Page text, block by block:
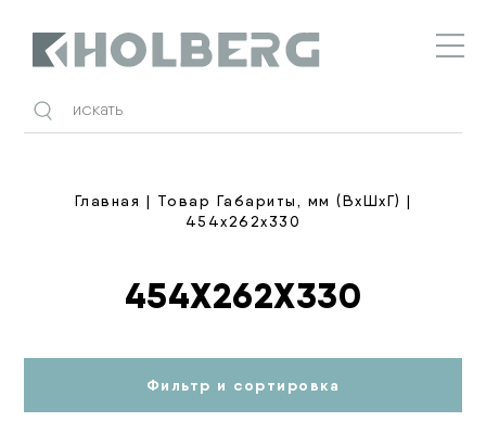
Главная | Товар Габариты, мм (ВхШхГ) |
454х262х330
454Х262Х330
Фильтр и сортировка